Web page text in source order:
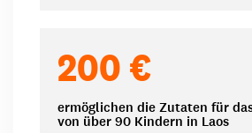
200 €
ermöglichen die Zutaten für
von über 90 Kindern in Laos